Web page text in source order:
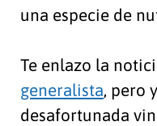
una especie de
Te enlazo la
generalista, pero
desafortunada